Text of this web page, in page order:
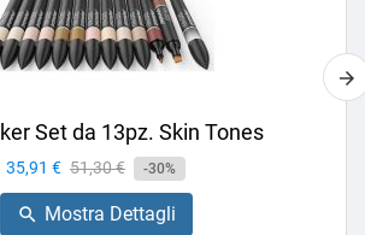
Set da 13pz. Skin Tones
Prezzo
35,91 € Prezzo
base
51,30 € -30%
 Mostra Dettagli